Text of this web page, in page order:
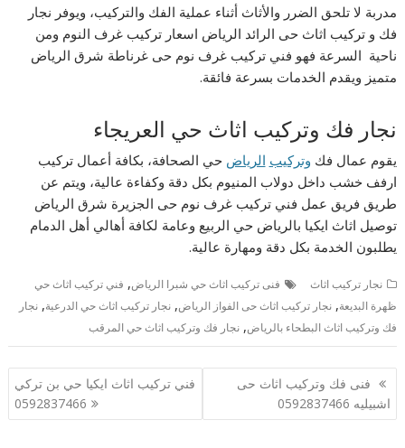
مدربة لا تلحق الضرر والأثاث أثناء عملية الفك والتركيب، ويوفر نجار
فك و تركيب اثاث حى الرائد الرياض اسعار تركيب غرف النوم ومن
ناحية السرعة فهو فني تركيب غرف نوم حى غرناطة شرق الرياض
متميز ويقدم الخدمات بسرعة فائقة.
نجار فك وتركيب اثاث حي العريجاء
يقوم عمال فك وتركيب الرياض حي الصحافة، بكافة أعمال تركيب
ارفف خشب داخل دولاب المنيوم بكل دقة وكفاءة عالية، ويتم عن
طريق فريق عمل فني تركيب غرف نوم حى الجزيرة شرق الرياض
توصيل اثاث ايكيا بالرياض حي الربيع وعامة لكافة أهالي أهل الدمام
يطلبون الخدمة بكل دقة ومهارة عالية.
نجار تركيب اثاث فنى تركيب اثاث حي شبرا الرياض, فني تركيب اثاث حي
ظهرة البديعة,نجار تركيب اثاث حى الفواز الرياض,نجار تركيب اثاث حي الدرعية,نجار
فك وتركيب اثاث البطحاء بالرياض,نجار فك وتركيب اثاث حي المرقب
تصفّح
المقالات
فنى فك وتركيب اثاث حى
اشبيليه 0592837466
فني تركيب اثاث ايكيا حي بن تركي
0592837466